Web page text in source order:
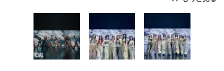
最大60時間再生 2026年最新Bluetooth6.0ブルートゥ
ースイヤホン 全音域HIFI音質低遅延接続瞬時 片耳/
両耳 WEB会議/運動/ゲーム/通学通勤/スポーツ/音楽
用iPhone/Android対応 (002 black)
￥999